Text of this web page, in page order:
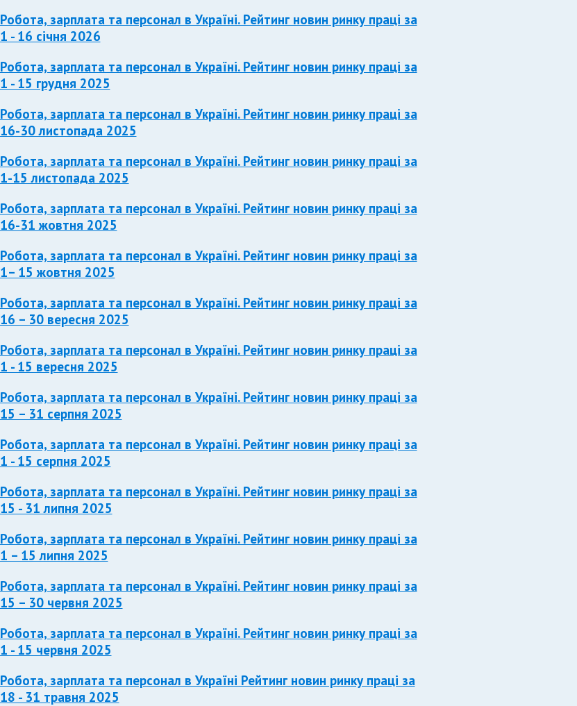
Робота, зарплата та персонал в Україні. Рейтинг новин ринку праці за
1 - 16 січня 2026
Робота, зарплата та персонал в Україні. Рейтинг новин ринку праці за
1 - 15 грудня 2025
Робота, зарплата та персонал в Україні. Рейтинг новин ринку праці за
16-30 листопада 2025
Робота, зарплата та персонал в Україні. Рейтинг новин ринку праці за
1-15 листопада 2025
Робота, зарплата та персонал в Україні. Рейтинг новин ринку праці за
16-31 жовтня 2025
Робота, зарплата та персонал в Україні. Рейтинг новин ринку праці за
1– 15 жовтня 2025
Робота, зарплата та персонал в Україні. Рейтинг новин ринку праці за
16 – 30 вересня 2025
Робота, зарплата та персонал в Україні. Рейтинг новин ринку праці за
1 - 15 вересня 2025
Робота, зарплата та персонал в Україні. Рейтинг новин ринку праці за
15 – 31 серпня 2025
Робота, зарплата та персонал в Україні. Рейтинг новин ринку праці за
1 - 15 серпня 2025
Робота, зарплата та персонал в Україні. Рейтинг новин ринку праці за
15 - 31 липня 2025
Робота, зарплата та персонал в Україні. Рейтинг новин ринку праці за
1 – 15 липня 2025
Робота, зарплата та персонал в Україні. Рейтинг новин ринку праці за
15 – 30 червня 2025
Робота, зарплата та персонал в Україні. Рейтинг новин ринку праці за
1 - 15 червня 2025
Робота, зарплата та персонал в Україні Рейтинг новин ринку праці за
18 - 31 травня 2025